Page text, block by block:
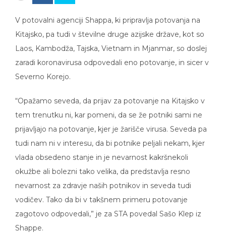
Kitajsko, pa tudi v številne druge azijske države, kot so
Laos, Kambodža, Tajska, Vietnam in Mjanmar, so doslej
zaradi koronavirusa odpovedali eno potovanje, in sicer v
tem trenutku ni, kar pomeni, da se že potniki sami ne
prijavljajo na potovanje, kjer je žarišče virusa. Seveda pa
tudi nam ni v interesu, da bi potnike peljali nekam, kjer
vlada obsedeno stanje in je nevarnost kakršnekoli
okužbe ali bolezni tako velika, da predstavlja resno
nevarnost za zdravje naših potnikov in seveda tudi
vodičev. Tako da bi v takšnem primeru potovanje
zagotovo odpovedali,” je za STA povedal Sašo Klep iz
Shappe.